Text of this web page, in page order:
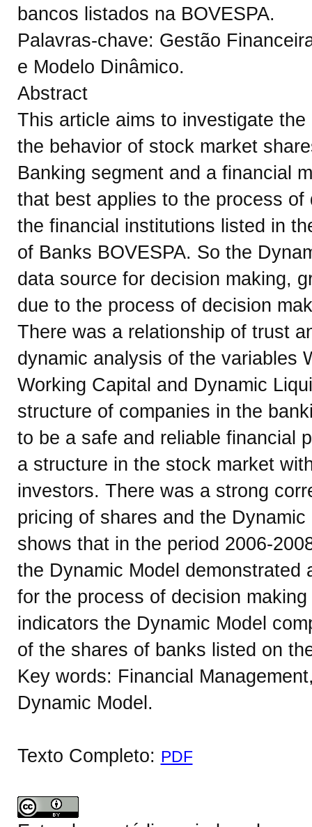
bancos listados na BOVESPA.
Palavras-chave: Gestão
e Modelo Dinâmico.
Abstract
This article aims to investigate
the behavior of stock market
Banking segment and a financial
that best applies to the process
the financial institutions listed in
of Banks BOVESPA. So the
data source for decision making,
due to the process of decision
There was a relationship of trust
dynamic analysis of the variables
Working Capital and Dynamic
structure of companies in the
to be a safe and reliable financial
a structure in the stock market
investors. There was a strong
pricing of shares and the
shows that in the period 2006-
the Dynamic Model demonstrated
for the process of decision
indicators the Dynamic Model
of the shares of banks listed on
Key words: Financial
Dynamic Model.
Texto Completo: PDF